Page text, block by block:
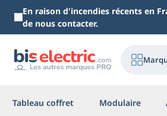
Aller au contenu principal
En raison d'incendies récents en
de nous contacter.
Tableau coffret Modulaire